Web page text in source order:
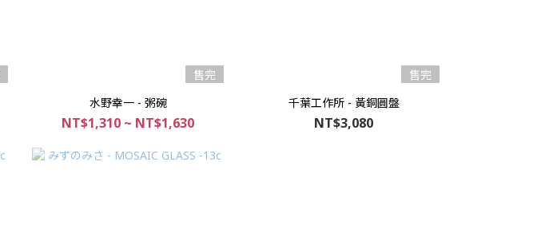
售完
水野幸一 - 粥碗
NT$1,310 ~ NT$1,630
售完
千葉工作所 - 黃銅圓盤
NT$3,080